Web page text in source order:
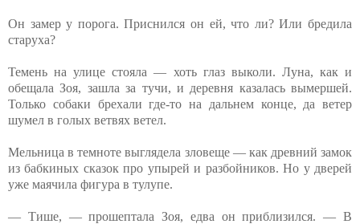
Он замер у порога. Приснился он ей, что ли? Или бредила
старуха?
Темень на улице стояла — хоть глаз выколи. Луна, как и
обещала Зоя, зашла за тучи, и деревня казалась вымершей.
Только собаки брехали где-то на дальнем конце, да ветер
шумел в голых ветвях ветел.
Мельница в темноте выглядела зловеще — как древний замок
из бабкиных сказок про упырей и разбойников. Но у дверей
уже маячила фигура в тулупе.
— Тише, — прошептала Зоя, едва он приблизился. — В